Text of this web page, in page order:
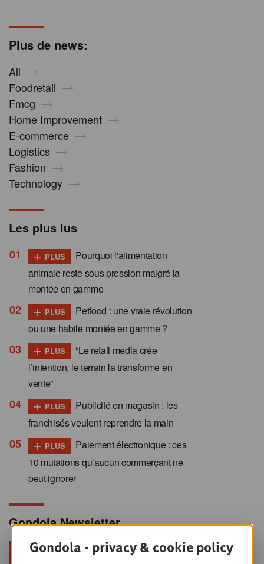
Plus de news:
All
Foodretail
Fmcg
Home Improvement
E-commerce
Logistics
Fashion
Technology
Les plus lus
+ PLUS
Pourquoi l'alimentation
animale reste sous pression malgré la
montée en gamme
+ PLUS
Petfood : une vraie révolution
ou une habile montée en gamme ?
+ PLUS
“Le retail media crée
l’intention, le terrain la transforme en
vente”
+ PLUS
Publicité en magasin : les
franchisés veulent reprendre la main
+ PLUS
Paiement électronique : ces
10 mutations qu’aucun commerçant ne
peut ignorer
Gondola Newsletter
Restez au top dans le retail & le
Gondola - privacy & cookie policy